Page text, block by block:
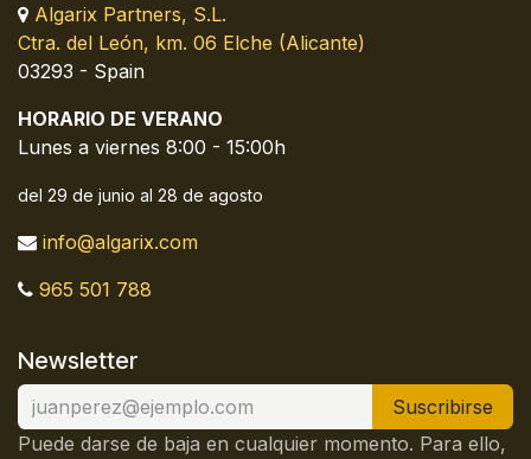
Algarix Partners, S.L.
Ctra. del León, km. 06 Elche (Alicante)
03293 - Spain
HORARIO DE VERANO
Lunes a viernes 8:00 - 15:00h
del 29 de junio al 28 de agosto
info@algarix.com
965 501 788
Newsletter
Suscribirse
Puede darse de baja en cualquier momento. Para ello,